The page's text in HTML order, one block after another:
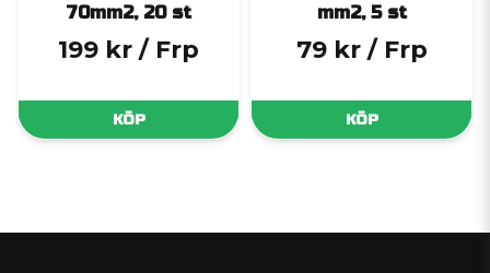
70mm2, 20 st
199 kr / Frp
KÖP
mm2, 5 st
79 kr / Frp
KÖP